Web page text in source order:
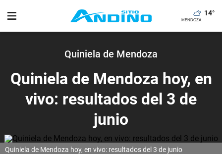
14°
Quiniela de Mendoza
Quiniela de Mendoza hoy, en
vivo: resultados del 3 de
junio
Quiniela de Mendoza hoy, en vivo: resultados del 3 de junio